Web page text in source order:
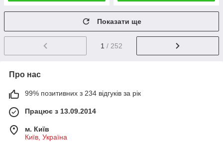
Показати ще
1 / 252
Про нас
99% позитивних з 234 відгуків за рік
Працює з 13.09.2014
м. Київ
Київ, Україна